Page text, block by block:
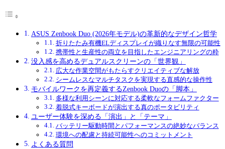
ASUS Zenbook Duo (2026年モデル)の革新的なデザイン哲学
折りたたみ有機ELディスプレイが織りなす無限の可能性
携帯性と生産性の両立を目指したエンジニアリングの粋
没入感を高めるデュアルスクリーンの「世界観」
広大な作業空間がもたらすクリエイティブな解放
シームレスなマルチタスクを実現する直感的な操作性
モバイルワークを再定義するZenbook Duoの「脚本」
多様な利用シーンに対応する柔軟なフォームファクター
着脱式キーボードが演出する真のポータビリティ
ユーザー体験を深める「演出」と「テーマ」
バッテリー駆動時間とパフォーマンスの絶妙なバランス
環境への配慮と持続可能性へのコミットメント
よくある質問